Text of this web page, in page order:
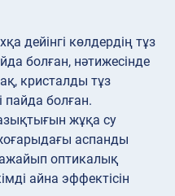
дейінгі көлдердің тұз
болған, нәтижесінде
кристалды тұз
пайда болған.
жұқа су
аспанды
оптикалық
айна эффектісін